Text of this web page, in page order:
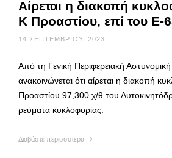
Αίρεται η διακοπή
Κ Προαστίου, επί του Ε-
14 ΣΕΠΤΕΜΒΡΊΟΥ, 2023
Από τη Γενική Περιφερειακή
ανακοινώνεται ότι αίρεται η διακοπή
Προαστίου 97,300 χ/θ του
ρεύματα κυκλοφορίας.
Διαβάστε περισσότερα